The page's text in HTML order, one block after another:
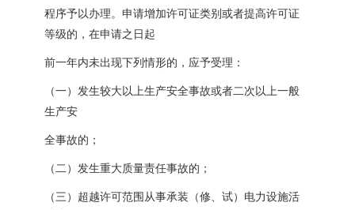
程序予以办理。申请增加许可证类别或者提高许可证
等级的，在申请之日起
前一年内未出现下列情形的，应予受理：
（一）发生较大以上生产安全事故或者二次以上一般
生产安
全事故的；
（二）发生重大质量责任事故的；
（三）超越许可范围从事承装（修、试）电力设施活